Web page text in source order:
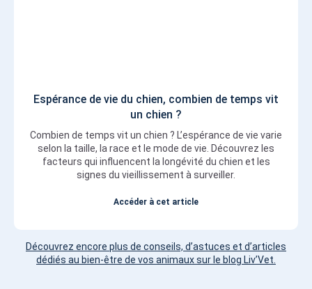
Espérance de vie du chien, combien de temps vit
un chien ?
Combien de temps vit un chien ? L’espérance de vie varie
selon la taille, la race et le mode de vie. Découvrez les
facteurs qui influencent la longévité du chien et les
signes du vieillissement à surveiller.
Accéder à cet article
Découvrez encore plus de conseils, d’astuces et d’articles
dédiés au bien-être de vos animaux sur le blog Liv’Vet.